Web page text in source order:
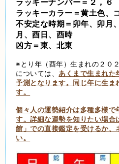
ラッキーカラー＝黄土色、
不安定な時期＝卯年、卯月
月、酉日、酉時
凶方＝東、北東
※とり年（酉年）生まれの２０
については、 あくまで生まれた
予測となります。同じ年に生ま
す。
個々人の運勢紹介は多種多様で
す。詳細な運勢を知りたい場合
館」での直接鑑定を受けるか、
い。